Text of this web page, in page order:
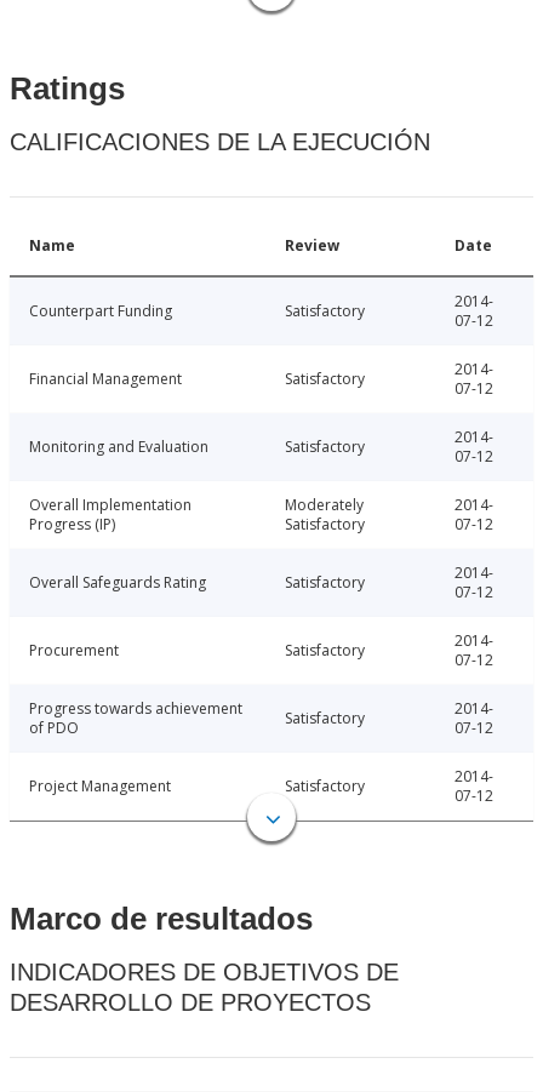
Ratings
CALIFICACIONES DE LA EJECUCIÓN
Name Review Date
Counterpart Funding Satisfactory
2014-
07-12
Financial Management Satisfactory
2014-
07-12
Monitoring and Evaluation Satisfactory
2014-
07-12
Overall Implementation
Progress (IP)
Moderately
Satisfactory
2014-
07-12
Overall Safeguards Rating Satisfactory
2014-
07-12
Procurement Satisfactory
2014-
07-12
Progress towards achievement
of PDO
Satisfactory
2014-
07-12
Project Management Satisfactory
2014-
07-12
Marco de resultados
INDICADORES DE OBJETIVOS DE
DESARROLLO DE PROYECTOS